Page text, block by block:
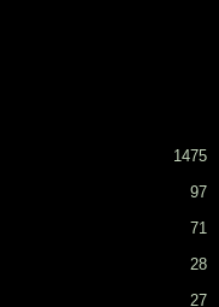
1475
97
71
28
27